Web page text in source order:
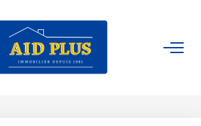
ACHETER